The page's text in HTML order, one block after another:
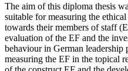
The aim of this diploma thesis
suitable for measuring the
towards their members of staff
evaluation of the EF and the
behaviour in German leadership
measuring the EF in the topical